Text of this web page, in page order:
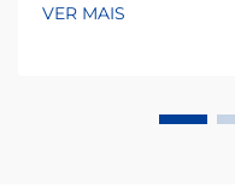
lanches, um dos
VER MAIS